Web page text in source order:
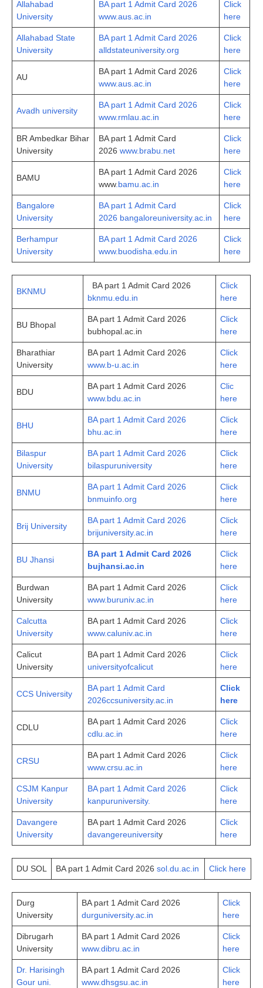
Allahabad
University
BA part 1 Admit Card 2026
www.aus.ac.in
Click
here
Allahabad State
University
BA part 1 Admit Card 2026
alldstateuniversity.org
Click
here
AU
BA part 1 Admit Card 2026
www.aus.ac.in
Click
here
Avadh university
BA part 1 Admit Card 2026
www.rmlau.ac.in
Click
here
BR Ambedkar Bihar
University
BA part 1 Admit Card
2026 www.brabu.net
Click
here
BAMU
BA part 1 Admit Card 2026
www.bamu.ac.in
Click
here
Bangalore
University
BA part 1 Admit Card
2026 bangaloreuniversity.ac.in
Click
here
Berhampur
University
BA part 1 Admit Card 2026
www.buodisha.edu.in
Click
here
BKNMU
BA part 1 Admit Card 2026
bknmu.edu.in
Click
here
BU Bhopal
BA part 1 Admit Card 2026
bubhopal.ac.in
Click
here
Bharathiar
University
BA part 1 Admit Card 2026
www.b-u.ac.in
Click
here
BDU
BA part 1 Admit Card 2026
www.bdu.ac.in
Clic
here
BHU
BA part 1 Admit Card 2026
bhu.ac.in
Click
here
Bilaspur
University
BA part 1 Admit Card 2026
bilaspuruniversity
Click
here
BNMU
BA part 1 Admit Card 2026
bnmuinfo.org
Click
here
Brij University
BA part 1 Admit Card 2026
brijuniversity.ac.in
Click
here
BU Jhansi
BA part 1 Admit Card 2026
bujhansi.ac.in
Click
here
Burdwan
University
BA part 1 Admit Card 2026
www.buruniv.ac.in
Click
here
Calcutta
University
BA part 1 Admit Card 2026
www.caluniv.ac.in
Click
here
Calicut
University
BA part 1 Admit Card 2026
universityofcalicut
Click
here
CCS University
BA part 1 Admit Card
2026ccsuniversity.ac.in
Click
here
CDLU
BA part 1 Admit Card 2026
cdlu.ac.in
Click
here
CRSU
BA part 1 Admit Card 2026
www.crsu.ac.in
Click
here
CSJM Kanpur
University
BA part 1 Admit Card 2026
kanpuruniversity.
Click
here
Davangere
University
BA part 1 Admit Card 2026
davangereuniversity
Click
here
DU SOL BA part 1 Admit Card 2026 sol.du.ac.in Click here
Durg
University
BA part 1 Admit Card 2026
durguniversity.ac.in
Click
here
Dibrugarh
University
BA part 1 Admit Card 2026
www.dibru.ac.in
Click
here
Dr. Harisingh
Gour uni.
BA part 1 Admit Card 2026
www.dhsgsu.ac.in
Click
here